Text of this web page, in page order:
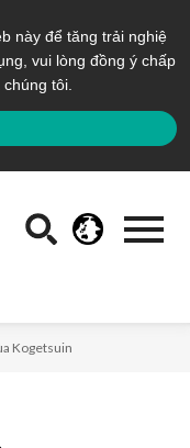
này để tăng trải nghiệ
vui lòng đồng ý chấp
tôi.
Kogetsuin